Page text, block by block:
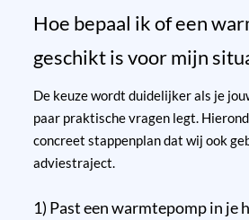
Hoe bepaal ik of een
geschikt is voor mijn
De keuze wordt duidelijker als je
paar praktische vragen legt.
concreet stappenplan dat wij ook
adviestraject.
1) Past een warmtepomp in je